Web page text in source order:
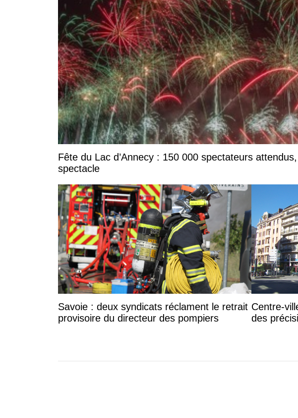
Fête du Lac d’Annecy : 150 000 spectateurs
spectacle
Savoie : deux syndicats réclament le retrait
provisoire du directeur des pompiers
Centre-
des